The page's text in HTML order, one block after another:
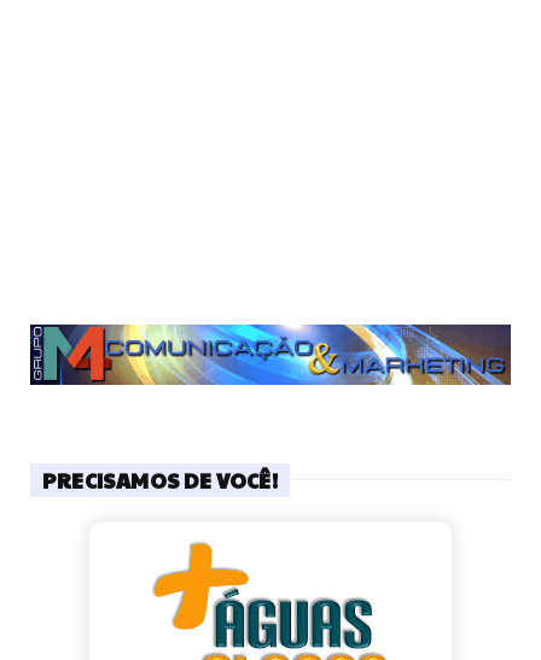
PRECISAMOS DE VOCÊ!